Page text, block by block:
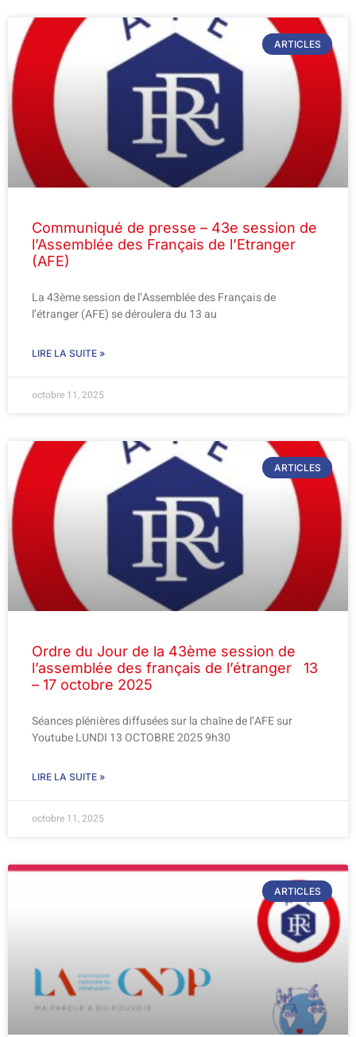
ARTICLES
Communiqué de presse – 43e session de
l’Assemblée des Français de l’Etranger
(AFE)
La 43ème session de l’Assemblée des Français de
l’étranger (AFE) se déroulera du 13 au
LIRE LA SUITE »
octobre 11, 2025
ARTICLES
Ordre du Jour de la 43ème session de
l’assemblée des français de l’étranger 13
– 17 octobre 2025
Séances plénières diffusées sur la chaîne de l’AFE sur
Youtube LUNDI 13 OCTOBRE 2025 9h30
LIRE LA SUITE »
octobre 11, 2025
ARTICLES